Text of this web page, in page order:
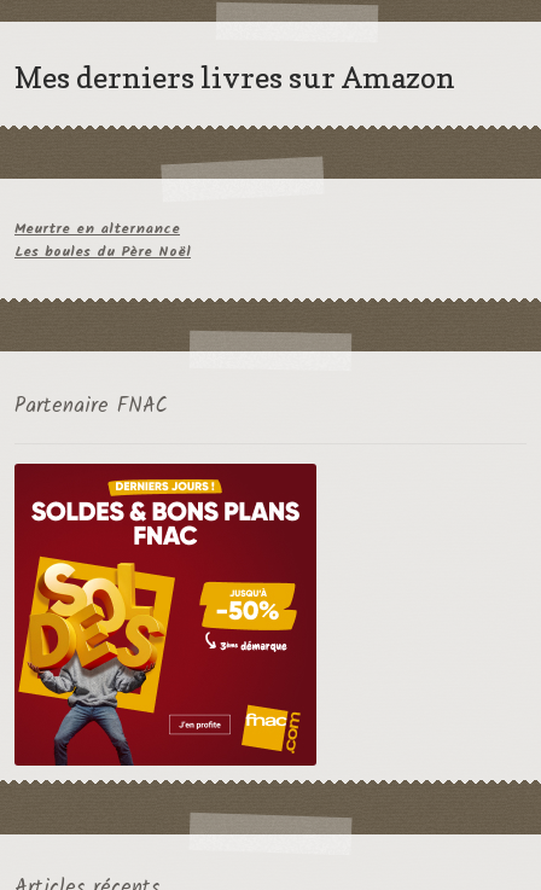
Mes derniers livres sur Amazon
Meurtre en alternance
Les boules du Père Noël
Partenaire FNAC